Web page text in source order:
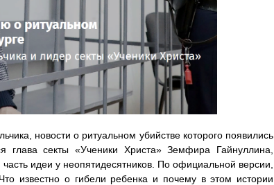
новости о ритуальном убийстве которого появились
глава секты «Ученики Христа» Земфира Гайнуллина,
идеи у неопятидесятников. По официальной версии,
известно о гибели ребенка и почему в этом истории